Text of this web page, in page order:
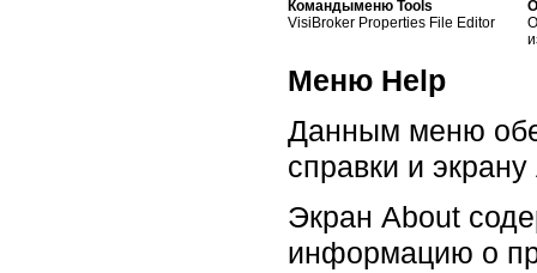
Командыменю Tools
VisiBroker Properties File Editor
Меню Help
Данным меню
справки и
Экран About
информацию о